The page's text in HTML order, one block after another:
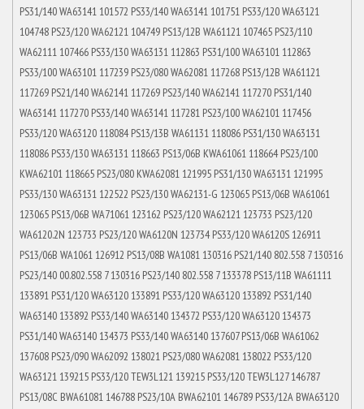
PS31/140 WA63141 101572 PS33/140 WA63141 101751 PS33/120 WA63121
104748 PS23/120 WA62121 104749 PS13/12B WA61121 107465 PS23/110
WA62111 107466 PS33/130 WA63131 112863 PS31/100 WA63101 112863
PS33/100 WA63101 117239 PS23/080 WA62081 117268 PS13/12B WA61121
117269 PS21/140 WA62141 117269 PS23/140 WA62141 117270 PS31/140
WA63141 117270 PS33/140 WA63141 117281 PS23/100 WA62101 117456
PS33/120 WA63120 118084 PS13/13B WA61131 118086 PS31/130 WA63131
118086 PS33/130 WA63131 118663 PS13/06B KWA61061 118664 PS23/100
KWA62101 118665 PS23/080 KWA62081 121995 PS31/130 WA63131 121995
PS33/130 WA63131 122522 PS23/130 WA62131-G 123065 PS13/06B WA61061
123065 PS13/06B WA71061 123162 PS23/120 WA62121 123733 PS23/120
WA6120.2N 123733 PS23/120 WA6120N 123734 PS33/120 WA6120S 126911
PS13/06B WA1061 126912 PS13/08B WA1081 130316 PS21/140 802.558 7 130316
PS23/140 00.802.558 7 130316 PS23/140 802.558 7 133378 PS13/11B WA61111
133891 PS31/120 WA63120 133891 PS33/120 WA63120 133892 PS31/140
WA63140 133892 PS33/140 WA63140 134372 PS33/120 WA63120 134373
PS31/140 WA63140 134373 PS33/140 WA63140 137607 PS13/06B WA61062
137608 PS23/090 WA62092 138021 PS23/080 WA62081 138022 PS33/120
WA63121 139215 PS33/120 TEW3L121 139215 PS33/120 TEW3L127 146787
PS13/08C BWA61081 146788 PS23/10A BWA62101 146789 PS33/12A BWA63120